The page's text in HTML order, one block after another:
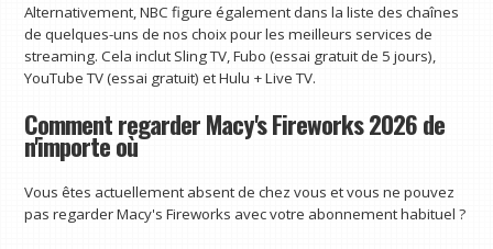
Alternativement, NBC figure également dans la liste des chaînes
de quelques-uns de nos choix pour les meilleurs services de
streaming. Cela inclut Sling TV, Fubo (essai gratuit de 5 jours),
YouTube TV (essai gratuit) et Hulu + Live TV.
Comment regarder Macy's Fireworks 2026 de
n'importe où
Vous êtes actuellement absent de chez vous et vous ne pouvez
pas regarder Macy's Fireworks avec votre abonnement habituel ?